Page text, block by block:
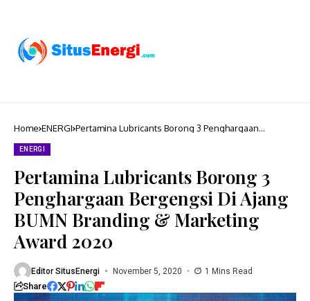
Home ENERGI Pertamina Lubricants Borong 3 Penghargaan
ENERGI
Pertamina Lubricants Borong 3
Penghargaan Bergengsi Di Ajang
BUMN Branding & Marketing
Award 2020
Editor SitusEnergi November 5, 2020 1 Mins Read
Share